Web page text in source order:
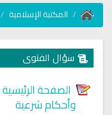
المكتبة الإسلامية
سؤال الفتوى
الصفحة الرئيسية
وأحكام شرعية